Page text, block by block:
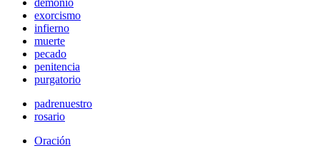
demonio
exorcismo
infierno
muerte
pecado
penitencia
purgatorio
padrenuestro
rosario
Oración